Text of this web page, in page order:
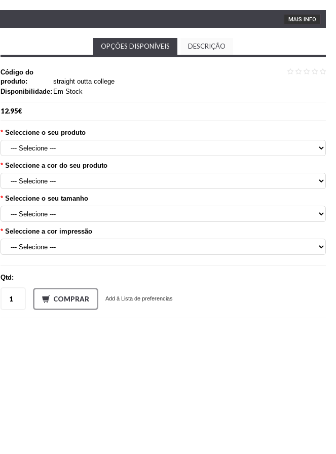
MAIS INFO
OPÇÕES DISPONÍVEIS DESCRIÇÃO
Código do
produto:
straight outta college
Disponibilidade:Em Stock
12.95€
Seleccione o seu produto
Seleccione a cor do seu produto
Seleccione o seu tamanho
Seleccione a cor impressão
Qtd:
COMPRAR Add à Lista de preferencias